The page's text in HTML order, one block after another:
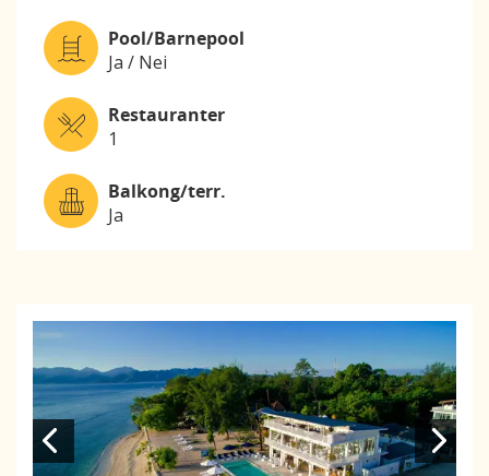
Pool/Barnepool
Ja / Nei
Restauranter
1
Balkong/terr.
Ja